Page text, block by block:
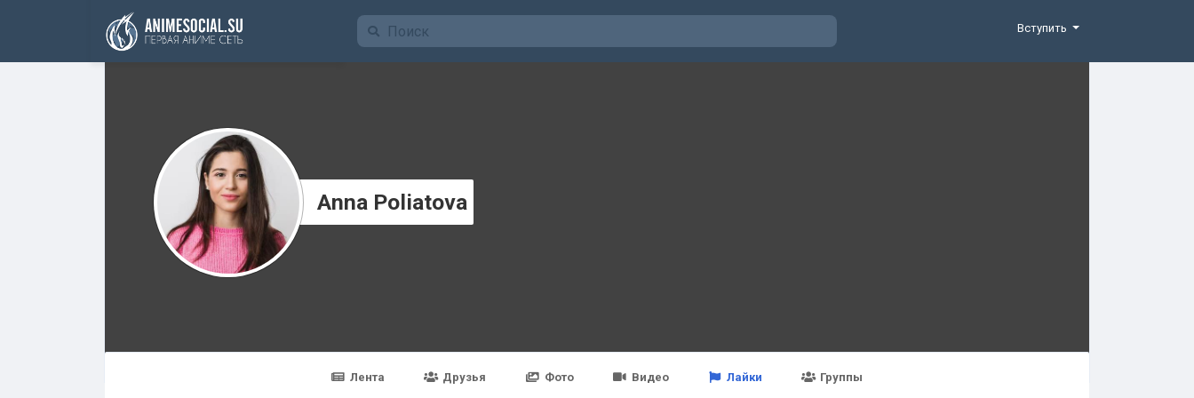
Funding
Вступить
Anna Poliatova
Лента Друзья Фото Видео Лайки Группы